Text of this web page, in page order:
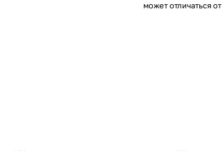
может отличаться